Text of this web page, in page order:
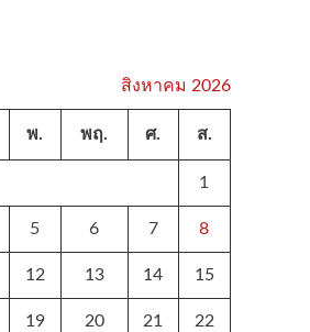
สิงหาคม 2026
พ. พฤ. ศ. ส.
1
5 6 7 8
12 13 14 15
19 20 21 22